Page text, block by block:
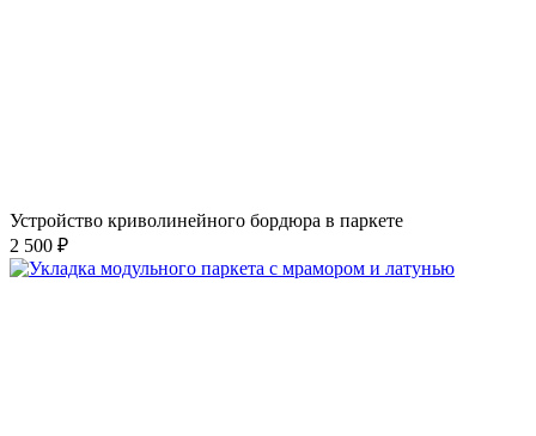
Устройство криволинейного бордюра в паркете
2 500 ₽